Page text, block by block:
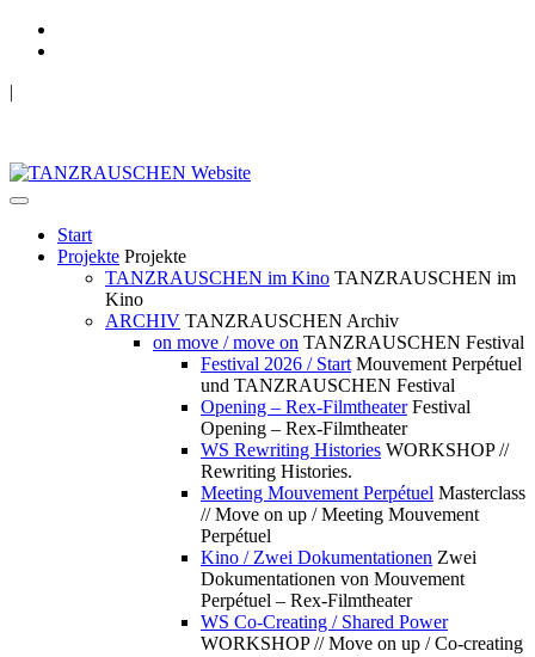
|
Start
Projekte Projekte
TANZRAUSCHEN im Kino TANZRAUSCHEN im
Kino
ARCHIV TANZRAUSCHEN Archiv
on move / move on TANZRAUSCHEN Festival
Festival 2026 / Start Mouvement Perpétuel
und TANZRAUSCHEN Festival
Opening – Rex-Filmtheater Festival
Opening – Rex-Filmtheater
WS Rewriting Histories WORKSHOP //
Rewriting Histories.
Meeting Mouvement Perpétuel Masterclass
// Move on up / Meeting Mouvement
Perpétuel
Kino / Zwei Dokumentationen Zwei
Dokumentationen von Mouvement
Perpétuel – Rex-Filmtheater
WS Co-Creating / Shared Power
WORKSHOP // Move on up / Co-creating